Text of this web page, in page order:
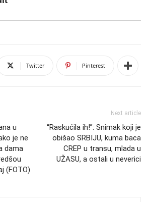
Twitter Pinterest
u
je ne
dama
(FOTO)
Next article
“Raskućila ih!”: Snimak koji je
obišao SRBIJU, kuma baca
CREP u transu, mlada u
UŽASU, a ostali u neverici